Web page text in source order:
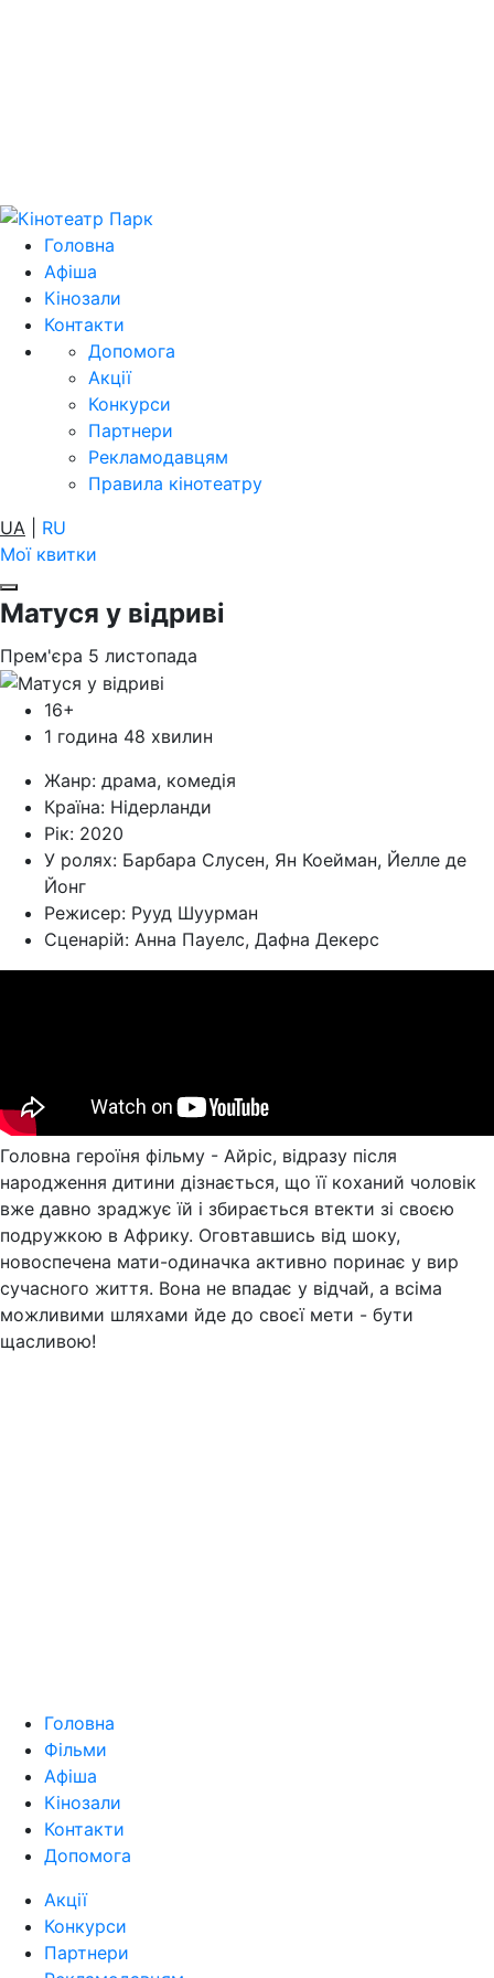
Головна
Афіша
Кінозали
Контакти
Допомога
Акції
Конкурси
Партнери
Рекламодавцям
Правила кінотеатру
UA
RU
Мої квитки
Матуся у відриві
Прем'єра 5 листопада
16+
1 година 48 хвилин
Жанр: драма, комедія
Країна: Нідерланди
Рік: 2020
У ролях: Барбара Слусен, Ян Коейман, Йелле де
Йонг
Режисер: Рууд Шуурман
Cценарій: Анна Пауелс, Дафна Декерс
Головна героїня фільму - Айріс, відразу після
народження дитини дізнається, що її коханий чоловік
вже давно зраджує їй і збирається втекти зі своєю
подружкою в Африку. Оговтавшись від шоку,
новоспечена мати-одиначка активно поринає у вир
сучасного життя. Вона не впадає у відчай, а всіма
можливими шляхами йде до своєї мети - бути
щасливою!
Головна
Фільми
Афіша
Кінозали
Контакти
Допомога
Акції
Конкурси
Партнери